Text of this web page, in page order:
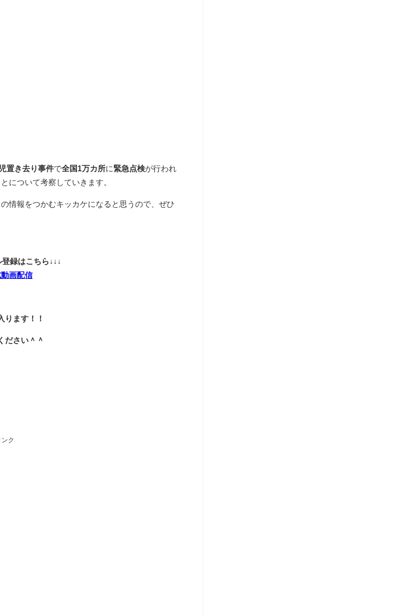
置き去り事件で全国1万カ所に緊急点検が行われ
について考察していきます。
の情報をつかむキッカケになると思うので、ぜひ
録はこちら↓↓↓
画配信
ります！！
ださい＾＾
ク